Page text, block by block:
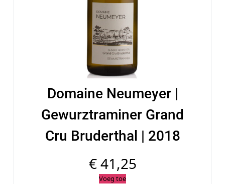
Domaine Neumeyer |
Gewurztraminer Grand
Cru Bruderthal | 2018
€41,25
Voeg toe